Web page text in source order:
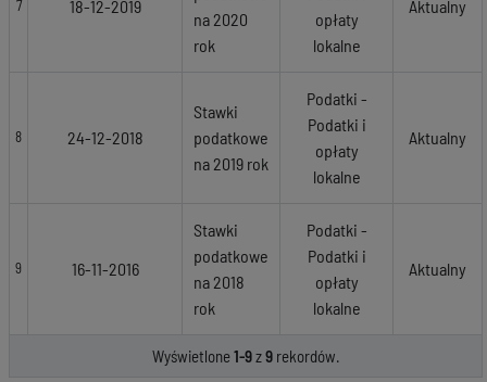
7 18-12-2019
na 2020
rok
opłaty
lokalne
Aktualny
8 24-12-2018
Stawki
podatkowe
na 2019 rok
Podatki -
Podatki i
opłaty
lokalne
Aktualny
9 16-11-2016
Stawki
podatkowe
na 2018
rok
Podatki -
Podatki i
opłaty
lokalne
Aktualny
Wyświetlone1-9z9rekordów.